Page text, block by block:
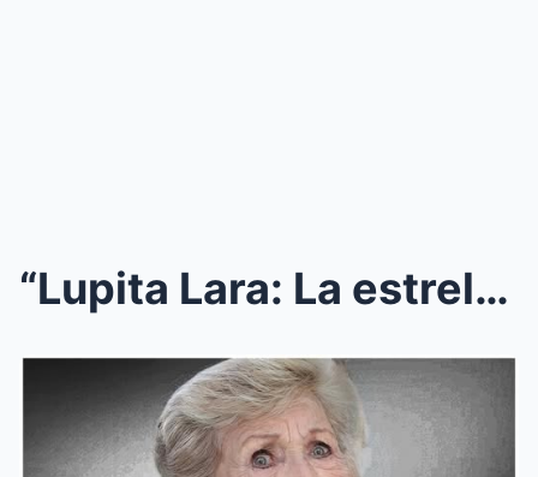
“Lupita Lara: La estrella que todo lo dio, p...